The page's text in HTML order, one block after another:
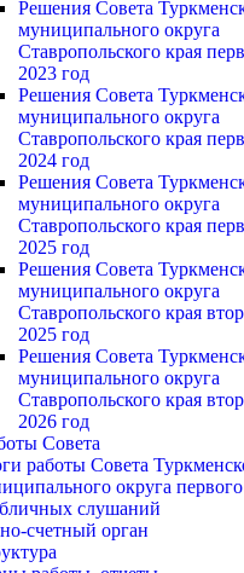
Решения Совета
муниципального округа
Ставропольского края
2023 год
Решения Совета
муниципального округа
Ставропольского края
2024 год
Решения Совета
муниципального округа
Ставропольского края
2025 год
Решения Совета
муниципального округа
Ставропольского края
2025 год
Решения Совета
муниципального округа
Ставропольского края
2026 год
Совета
работы Совета
округа
слушаний
счетный орган